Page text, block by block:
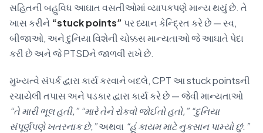
સહિતની બહુવિધ આઘાત વસતીઓમાં વ્યાપકપણે માન્ય થયું છે. તે
ખાસ કરીને “stuck points” પર ધ્યાન કેન્દ્રિત કરે છે — સ્વ,
બીજાઓ, અને દુનિયા વિશેની ચોક્કસ માન્યતાઓ જે આઘાતે પેદા
કરી છે અને જે PTSDને જાળવી રાખે છે.
મુખ્યત્વે સંપર્ક દ્વારા કાર્ય કરવાને બદલે, CPT આ stuck pointsની
રચાયેલી તપાસ અને પડકાર દ્વારા કાર્ય કરે છે — જેવી માન્યતાઓ
“તે મારી ભૂલ હતી,” “મારે તેને રોકવો જોઈતો હતો,” “દુનિયા
સંપૂર્ણપણે ખતરનાક છે,”અથવા “હું કાયમ માટે નુકસાન પામ્યો છું.”